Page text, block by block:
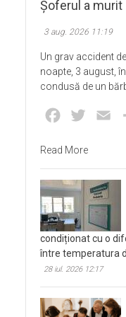
Șoferul a murit
3 aug. 2026 11:19
Un grav accident
noapte, 3 august,
condusă de un
Facebook
Twitter
Read More
condiționat cu o
între temperatura
28 iul. 2026 12:17